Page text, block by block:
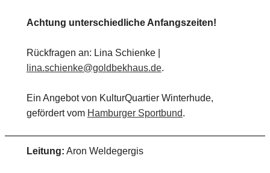
Achtung unterschiedliche Anfangszeiten!
Rückfragen an: Lina Schienke |
lina.schienke@goldbekhaus.de.
Ein Angebot von KulturQuartier Winterhude,
gefördert vom Hamburger Sportbund.
Leitung: Aron Weldegergis